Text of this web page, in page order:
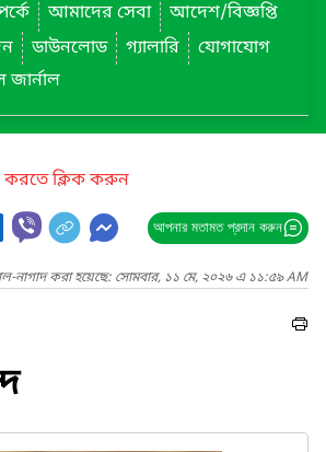
আমাদের সেবা
আদেশ/বিজ্ঞপ্তি
ডাউনলোড গ্যালারি
যোগাযোগ
জার্নাল
করতে ক্লিক করুন
আপনার মতামত প্রদান করুন
নাগাদ করা হয়েছে: সোমবার, ১১ মে, ২০২৬ এ ১১:৫৯ AM